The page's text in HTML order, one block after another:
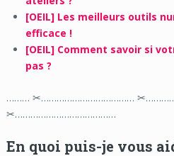
[OEIL] Les meilleurs outils
efficace !
[OEIL] Comment savoir si
pas ?
……… ✂………………………………
✂…………………………………
En quoi puis-je vous